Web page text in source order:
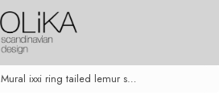
Mural ixxi ring tailed lemur small